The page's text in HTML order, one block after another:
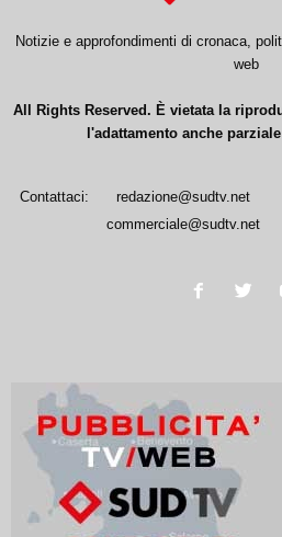
Notizie e approfondimenti di cronaca,
web
All Rights Reserved. È vietata la
l'adattamento anche
Contattaci:
redazione@sudtv.net
commerciale@sudtv.net